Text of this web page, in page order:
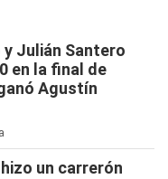
y Julián Santero
en la final de
Agustín
un carrerón